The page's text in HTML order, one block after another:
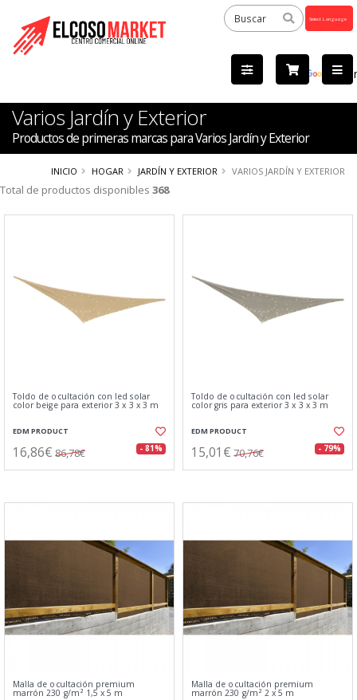
by
Varios Jardín y Exterior
Productos de primeras marcas para Varios Jardín y Exterior
INICIO HOGAR JARDÍN Y EXTERIOR VARIOS JARDÍN Y EXTERIOR
Total de productos disponibles 368
Toldo de ocultación con led solar
color beige para exterior 3 x 3 x 3 m
EDM PRODUCT
16,86€ 86,78€ - 81%
Toldo de ocultación con led solar
color gris para exterior 3 x 3 x 3 m
EDM PRODUCT
15,01€ 70,76€ - 79%
Malla de ocultación premium
marrón 230 g/m² 1,5 x 5 m
Malla de ocultación premium
marrón 230 g/m² 2 x 5 m